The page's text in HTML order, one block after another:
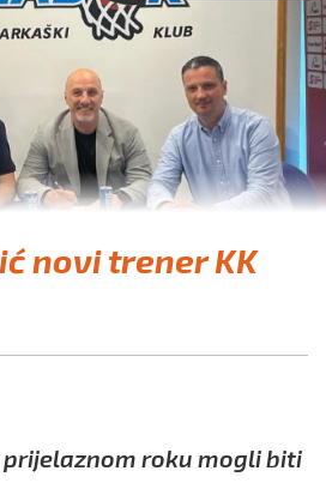
novi trener KK
prijelaznom roku mogli biti